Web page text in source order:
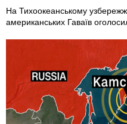
На Тихоокеанському
американських Гаваїв